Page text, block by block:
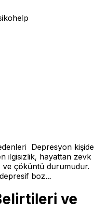
Depresyon kişide
ilgisizlik, hayattan zevk
çöküntü durumudur.
boz...
ve